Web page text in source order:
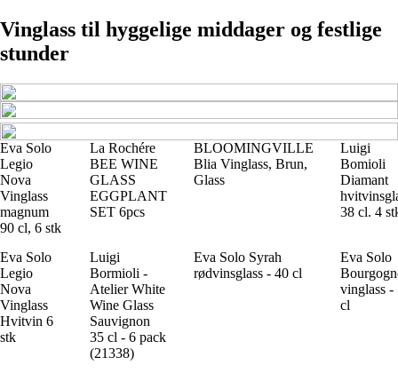
Vinglass til hyggelige middager og festlige
stunder
Eva Solo
Legio
Nova
Vinglass
magnum
90 cl, 6 stk
La Rochére
BEE WINE
GLASS
EGGPLANT
SET 6pcs
BLOOMINGVILLE
Blia Vinglass, Brun,
Glass
Luigi
Bomioli
Diamant
38 cl. 4
Eva Solo
Legio
Nova
Vinglass
Hvitvin 6
stk
Luigi
Bormioli -
Atelier White
Wine Glass
Sauvignon
35 cl - 6 pack
(21338)
Eva Solo Syrah
rødvinsglass - 40 cl
Eva Solo
vinglass -
cl